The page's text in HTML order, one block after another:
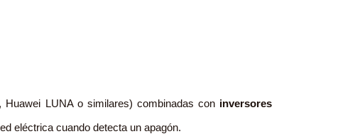
LUNA o similares) combinadas con inversores
eléctrica cuando detecta un apagón.